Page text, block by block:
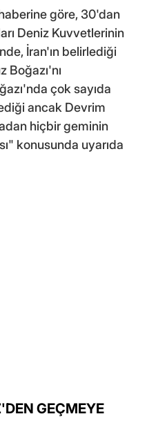
göre, 30'dan
Deniz Kuvvetlerinin
İran'ın belirlediği
Boğazı'nı
çok sayıda
ancak Devrim
hiçbir geminin
konusunda uyarıda
GEÇMEYE